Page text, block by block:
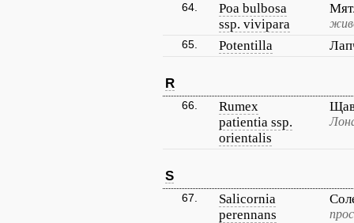
64.
Poa bulbosa
ssp. vivipara
65. Potentilla
R
66.
Rumex
patientia ssp.
orientalis
S
67.
Salicornia
perennans